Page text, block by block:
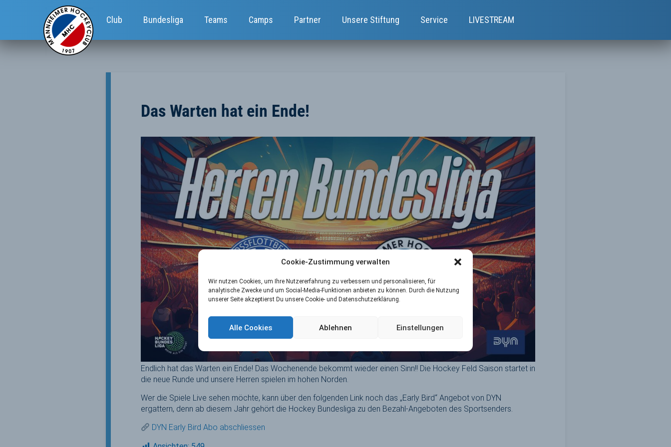
Cookie-Zustimmung verwalten
Wir nutzen Cookies, um Ihre Nutzererfahrung zu verbessern und personalisieren, für
analytische Zwecke und um Social-Media-Funktionen anbieten zu können. Durch die Nutzung
unserer Seite akzeptierst Du unsere Cookie- und Datenschutzerklärung.
Alle Cookies Ablehnen Einstellungen
Club Bundesliga Teams Camps Partner Unsere Stiftung Service LIVESTREAM
Das Warten hat ein Ende!
Endlich hat das Warten ein Ende! Das Wochenende bekommt wieder einen Sinn!! Die Hockey Feld Saison startet in
die neue Runde und unsere Herren spielen im hohen Norden.
Wer die Spiele Live sehen möchte, kann über den folgenden Link noch das „Early Bird“ Angebot von DYN
ergattern, denn ab diesem Jahr gehört die Hockey Bundesliga zu den Bezahl-Angeboten des Sportsenders.
DYN Early Bird Abo abschliessen